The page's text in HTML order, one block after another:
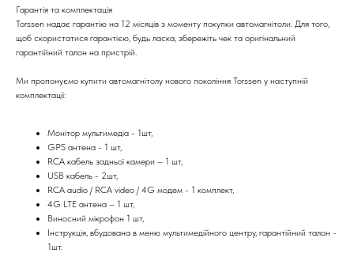
Гарантія та комплектація
Torssen надає гарантію на 12 місяців з моменту покупки автомагнітоли. Для того,
щоб скористатися гарантією, будь ласка, збережіть чек та оригінальний
гарантійний талон на пристрій.
Ми пропонуємо купити автомагнітолу нового покоління Torssen у наступній
комплектації:
Монітор мультимедіа - 1шт,
GPS антена - 1 шт,
RCA кабель задньої камери – 1 шт,
USB кабель - 2шт,
RCA audio / RCA video / 4G модем - 1 комплект,
4G LTE антена – 1 шт,
Виносний мікрофон 1 шт,
Інструкція, вбудована в меню мультимедійного центру, гарантійний талон -
1шт.